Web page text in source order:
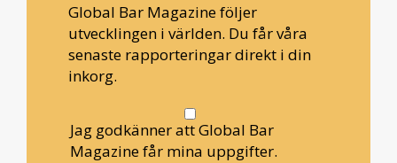
Global Bar Magazine följer
utvecklingen i världen. Du får våra
senaste rapporteringar direkt i din
inkorg.
Jag godkänner att Global Bar
Magazine får mina uppgifter.